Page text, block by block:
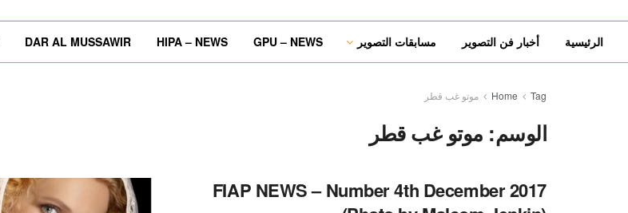
الرئيسية أخبار فن التصوير مسابقات التصوير GPU – NEWS
HIPA – NEWS
DAR AL MUSSAWIR
Home Tag موتو غب قطر
الوسم: موتو غب قطر
FIAP NEWS – Number 4th December 2017